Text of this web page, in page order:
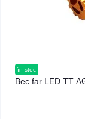
în stoc
Bec far LED TT